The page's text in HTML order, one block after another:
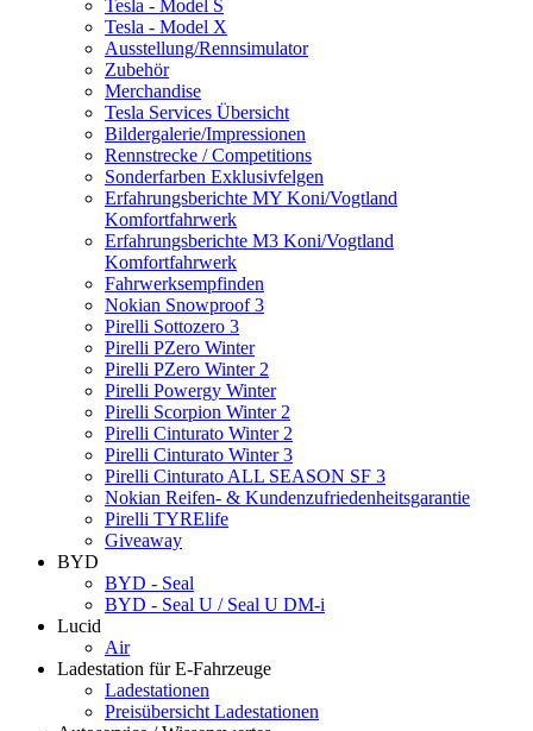
Tesla - Model S
Tesla - Model X
Ausstellung/Rennsimulator
Zubehör
Merchandise
Tesla Services Übersicht
Bildergalerie/Impressionen
Rennstrecke / Competitions
Sonderfarben Exklusivfelgen
Erfahrungsberichte MY Koni/Vogtland
Komfortfahrwerk
Erfahrungsberichte M3 Koni/Vogtland
Komfortfahrwerk
Fahrwerksempfinden
Nokian Snowproof 3
Pirelli Sottozero 3
Pirelli PZero Winter
Pirelli PZero Winter 2
Pirelli Powergy Winter
Pirelli Scorpion Winter 2
Pirelli Cinturato Winter 2
Pirelli Cinturato Winter 3
Pirelli Cinturato ALL SEASON SF 3
Nokian Reifen- & Kundenzufriedenheitsgarantie
Pirelli TYRElife
Giveaway
BYD
BYD - Seal
BYD - Seal U / Seal U DM-i
Lucid
Air
Ladestation für E-Fahrzeuge
Ladestationen
Preisübersicht Ladestationen